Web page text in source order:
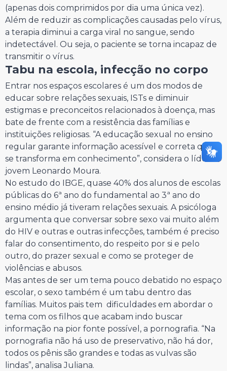
(apenas dois comprimidos por dia uma única vez).
Além de reduzir as complicações causadas pelo vírus,
a terapia diminui a carga viral no sangue, sendo
indetectável. Ou seja, o paciente se torna incapaz de
transmitir o vírus.
Tabu na escola, infecção no corpo
Entrar nos espaços escolares é um dos modos de
educar sobre relações sexuais, ISTs e diminuir
estigmas e preconceitos relacionados à doença, mas
bate de frente com a resistência das famílias e
instituições religiosas. “A educação sexual no ensino
regular garante informação acessível e correta que
se transforma em conhecimento”, considera o líder
jovem Leonardo Moura.
No estudo do IBGE, quase 40% dos alunos de escolas
públicas do 6ª ano do fundamental ao 3ª ano do
ensino médio já tiveram relações sexuais. A psicóloga
argumenta que conversar sobre sexo vai muito além
do HIV e outras e outras infecções, também é preciso
falar do consentimento, do respeito por si e pelo
outro, do prazer sexual e como se proteger de
violências e abusos.
Mas antes de ser um tema pouco debatido no espaço
escolar, o sexo também é um tabu dentro das
famílias. Muitos pais tem dificuldades em abordar o
tema com os filhos que acabam indo buscar
informação na pior fonte possível, a pornografia. “Na
pornografia não há uso de preservativo, não há dor,
todos os pênis são grandes e todas as vulvas são
lindas”, analisa Juliana.